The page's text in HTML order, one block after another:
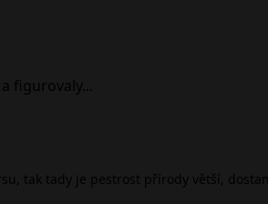
figurovaly...
tak tady je pestrost přírody větší,